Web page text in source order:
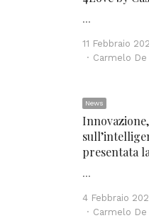
…
11 Febbraio
Author
Carmelo De
News
presentata
…
4 Febbraio
Author
Carmelo De